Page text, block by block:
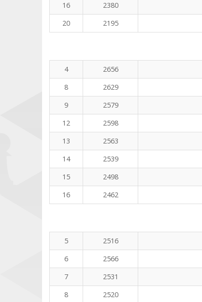
16
2380
20
2195
4
2656
8
2629
9
2579
12
2598
13
2563
14
2539
15
2498
16
2462
5
2516
6
2566
7
2531
8
2520